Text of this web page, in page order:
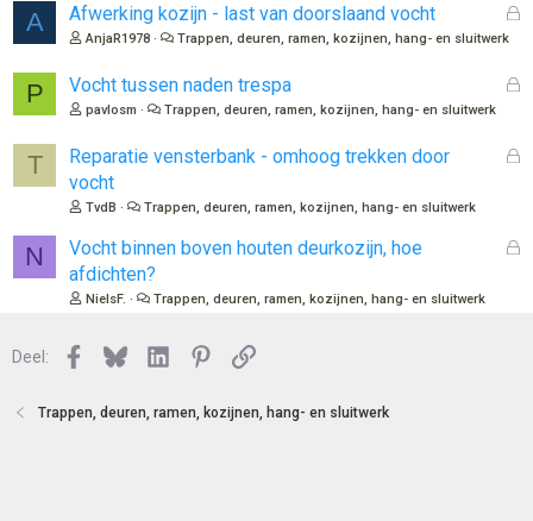
t
A
G
n
Afwerking kozijn - last van doorslaand vocht
AnjaR1978 Trappen, deuren, ramen, kozijnen, hang- en sluitwerk
P
G
Vocht tussen naden trespa
pavlosm Trappen, deuren, ramen, kozijnen, hang- en sluitwerk
T
G
o
Reparatie vensterbank - omhoog trekken door
vocht
TvdB Trappen, deuren, ramen, kozijnen, hang- en sluitwerk
N
G
Vocht binnen boven houten deurkozijn, hoe
afdichten?
NielsF. Trappen, deuren, ramen, kozijnen, hang- en sluitwerk
Deel: Facebook
BlueskyLinkedInPinterest
Link
Trappen, deuren, ramen, kozijnen, hang- en sluitwerk